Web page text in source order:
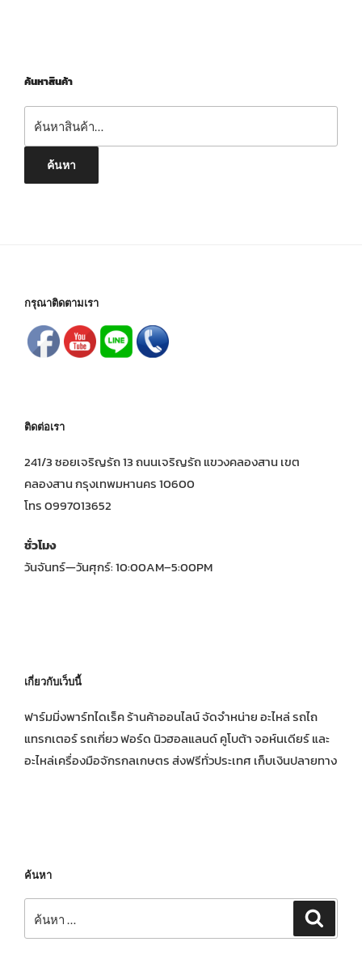
ค้นหาสินค้า
ค้นหา
กรุณาติดตามเรา
ติดต่อเรา
241/3 ซอยเจริญรัถ 13 ถนนเจริญรัถ แขวงคลองสาน เขต
คลองสาน กรุงเทพมหานคร 10600
โทร 0997013652
ชั่วโมง
วันจันทร์—วันศุกร์: 10:00AM–5:00PM
เกี่ยวกับเว็บนี้
ฟาร์มมิ่งพาร์ทไดเร็ค ร้านค้าออนไลน์ จัดจำหน่าย อะไหล่ รถไถ
แทรกเตอร์ รถเกี่ยว ฟอร์ด นิวฮอลแลนด์ คูโบต้า จอห์นเดียร์ และ
อะไหล่เครื่องมือจักรกลเกษตร ส่งฟรีทั่วประเทศ เก็บเงินปลายทาง
ค้นหา